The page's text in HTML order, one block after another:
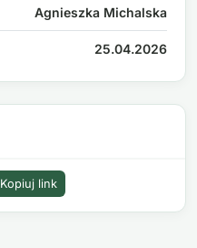
Agnieszka Michalska
25.04.2026
Kopiuj link